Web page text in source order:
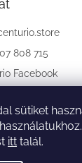
sütiket
itt talál.
808 715
Facebook